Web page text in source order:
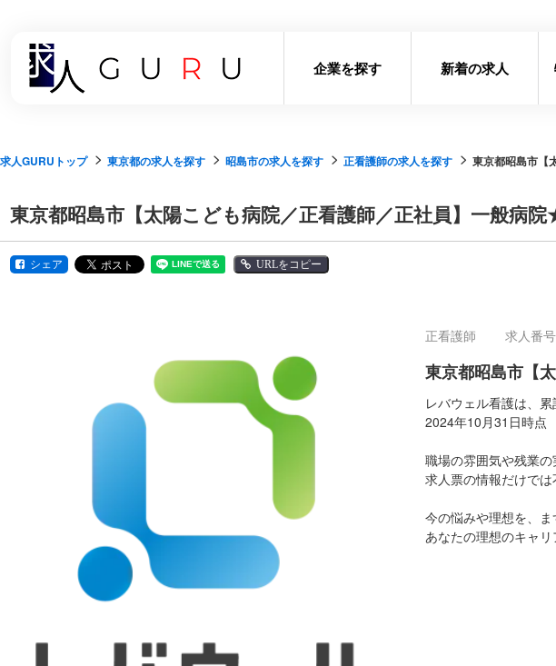
企業を探す 新着の求人
求人GURUトップ 東京都の求人を探す 昭島市の求人を探す 正看護師の求人を探す 東京都昭島市【
東京都昭島市【太陽こども病院／正看護師／正社員】一般病
シェア URLをコピー
正看護師 求人番
東京都昭島市【
レバウェル看護は、
2024年10月31日時点
職場の雰囲気や残業の
求人票の情報だけで
今の悩みや理想を、ま
あなたの理想のキャリ